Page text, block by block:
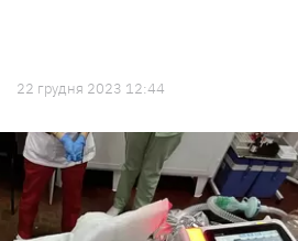
22 грудня 2023 12:44